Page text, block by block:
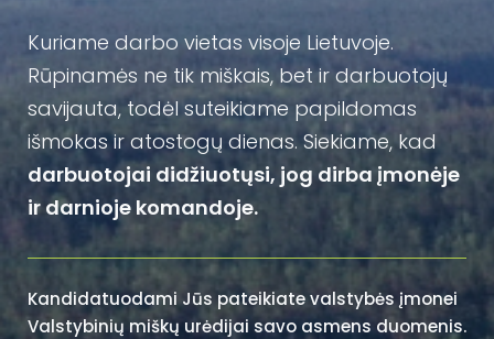
Kuriame darbo vietas visoje Lietuvoje.
Rūpinamės ne tik miškais, bet ir darbuotojų
savijauta, todėl suteikiame papildomas
išmokas ir atostogų dienas. Siekiame, kad
darbuotojai didžiuotųsi, jog dirba įmonėje
ir darnioje komandoje.
Kandidatuodami Jūs pateikiate valstybės įmonei
Valstybinių miškų urėdijai savo asmens duomenis.